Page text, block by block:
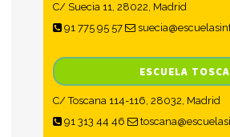
C/ Suecia 11, 28022, Madrid
91 775 95 57
ESCUELA
C/ Toscana 114-116, 28032, Madrid
91 313 44 46